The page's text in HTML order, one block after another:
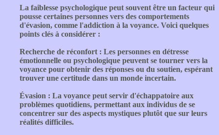
La faiblesse psychologique peut souvent être un facteur qui
pousse certaines personnes vers des comportements
d'évasion, comme l'addiction à la voyance. Voici quelques
points clés à considérer :
Recherche de réconfort : Les personnes en détresse
émotionnelle ou psychologique peuvent se tourner vers la
voyance pour obtenir des réponses ou du soutien, espérant
trouver une certitude dans un monde incertain.
Évasion : La voyance peut servir d'échappatoire aux
problèmes quotidiens, permettant aux individus de se
concentrer sur des aspects mystiques plutôt que sur leurs
réalités difficiles.